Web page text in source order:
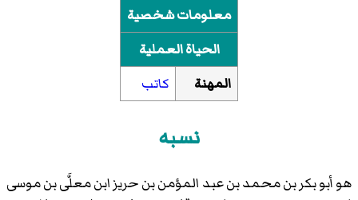
معلومات شخصية
الحياة العملية
المهنة
كاتب
نسبه
هو أبو بكر بن محمد بن عبد المؤمن بن حريز ابن معلَّى بن موسى